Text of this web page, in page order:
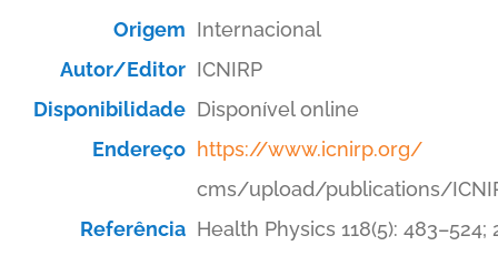
Origem Internacional
Autor/Editor ICNIRP
Disponibilidade Disponível online
Endereço https://www.icnirp.org/
cms/upload/publications/
Referência Health Physics 118(5): 483–524;